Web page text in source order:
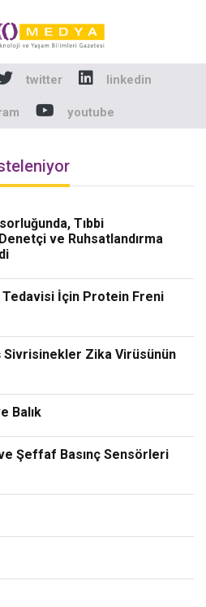
-
twitter linkedin
youtube
Tıbbi
ve Ruhsatlandırma
İçin Protein Freni
Zika Virüsünün
Balık
Şeffaf Basınç Sensörleri